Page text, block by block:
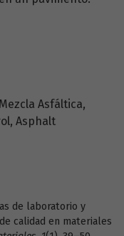
Asfáltica
Asphalt
de laboratorio y
calidad en materiales